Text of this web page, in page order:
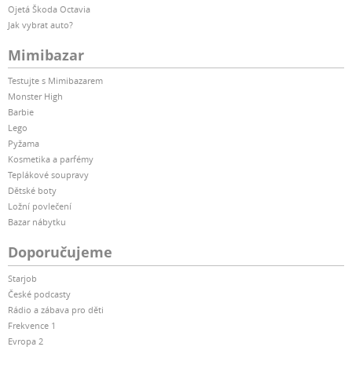
Ojetá Škoda Octavia
Jak vybrat auto?
Mimibazar
Testujte s Mimibazarem
Monster High
Barbie
Lego
Pyžama
Kosmetika a parfémy
Teplákové soupravy
Dětské boty
Ložní povlečení
Bazar nábytku
Doporučujeme
Starjob
České podcasty
Rádio a zábava pro děti
Frekvence 1
Evropa 2